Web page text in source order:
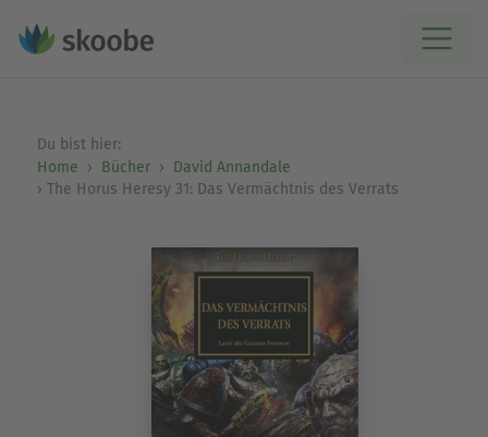
Du bist hier:
Home
Bücher
David Annandale
The Horus Heresy 31: Das Vermächtnis des Verrats